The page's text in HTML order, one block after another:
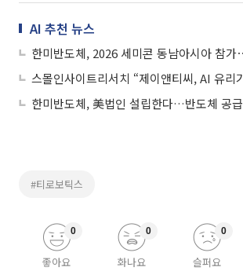
AI 추천 뉴스
한미반도체, 美법인 설립한다…반도체 공
#티로보틱스
좋아요
0
화나요
0
슬퍼요
0